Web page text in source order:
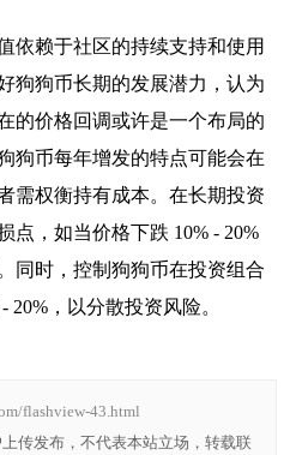
依赖于社区的持续支持和使用
狗狗币长期的发展潜力，认为
的价格回调或许是一个布局的
狗币每年增发的特点可能会在
需权衡持有成本。在长期投资
点，如当价格下跌 10% - 20%
同时，控制狗狗币在投资组合
20%，以分散投资风险。
flashview-43.html
传发布，不代表本站立场，转载联